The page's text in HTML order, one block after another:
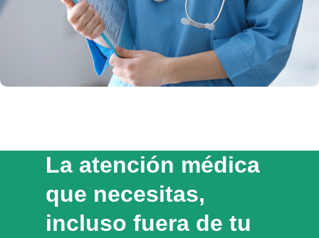
La atención médica
que necesitas,
incluso fuera de tu